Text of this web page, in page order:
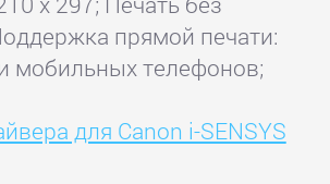
прямой печати:
мобильных телефонов;
для Canon i-SENSYS